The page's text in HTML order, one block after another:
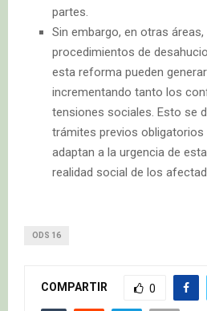
partes.
Sin embargo, en otras
procedimientos de
esta reforma pueden
incrementando tanto los
tensiones sociales. Esto se
trámites previos obligatorios
adaptan a la urgencia de
realidad social de los
ODS 16
COMPARTIR 0